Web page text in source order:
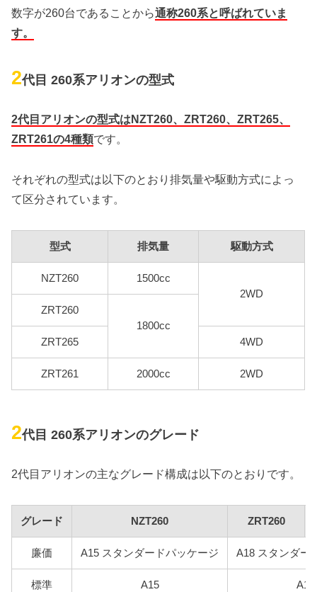
数字が260台であることから通称260系と呼ばれていま
す。
2代目 260系アリオンの型式
2代目アリオンの型式はNZT260、ZRT260、ZRT265、
ZRT261の4種類です。
それぞれの型式は以下のとおり排気量や駆動方式によっ
て区分されています。
型式 排気量 駆動方式
NZT260
1500cc
2WD
ZRT260
1800cc
ZRT265
4WD
ZRT261 2000cc 2WD
2代目 260系アリオンのグレード
2代目アリオンの主なグレード構成は以下のとおりです。
グレード NZT260 ZRT260
廉価 A15 スタンダードパッケージ A18 スタンダー
標準 A15 A18